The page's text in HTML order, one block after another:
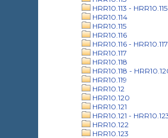
HRR10.113 - HRR10.115
HRR10.114
HRR10.115
HRR10.116
HRR10.116 - HRR10.117
HRR10.117
HRR10.118
HRR10.118 -
HRR10.119
HRR10.12
HRR10.120
HRR10.121
HRR10.121 -
HRR10.122
HRR10.123